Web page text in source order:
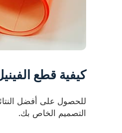
كيفية قطع
التصميم الخاص بك.